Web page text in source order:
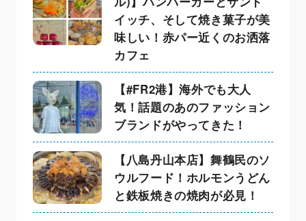
イッチ、そして焼き菓子が美
味しい！赤パー近くのお洒落
カフェ
【#FR2港】海外でも大人
気！話題のあのファッション
ブランドがやってきた！
【八島丹山本店】舞鶴民のソ
ウルフード！ホルモンうどん
と鉄板焼きの焼肉が必見！